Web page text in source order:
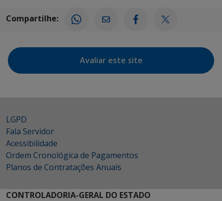
Compartilhe:
Avaliar este site
LGPD
Fala Servidor
Acessibilidade
Ordem Cronológica de Pagamentos
Planos de Contratações Anuais
CONTROLADORIA-GERAL DO ESTADO